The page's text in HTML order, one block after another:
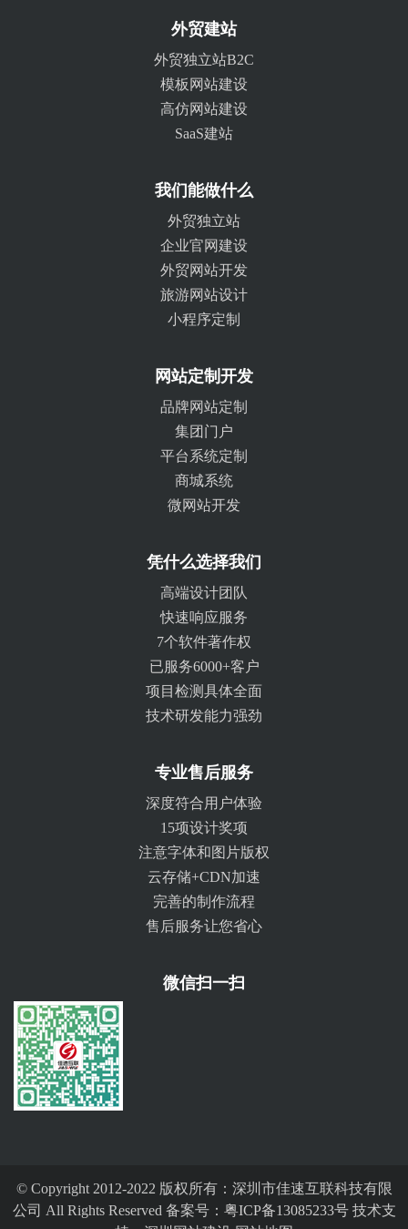
外贸建站
外贸独立站B2C
模板网站建设
高仿网站建设
SaaS建站
我们能做什么
外贸独立站
企业官网建设
外贸网站开发
旅游网站设计
小程序定制
网站定制开发
品牌网站定制
集团门户
平台系统定制
商城系统
微网站开发
凭什么选择我们
高端设计团队
快速响应服务
7个软件著作权
已服务6000+客户
项目检测具体全面
技术研发能力强劲
专业售后服务
深度符合用户体验
15项设计奖项
注意字体和图片版权
云存储+CDN加速
完善的制作流程
售后服务让您省心
微信扫一扫
© Copyright 2012-2022 版权所有：深圳市佳速互联科技有限
公司 All Rights Reserved 备案号： 粤ICP备13085233号技术支